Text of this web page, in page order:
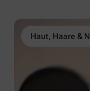
Haut, Haare &